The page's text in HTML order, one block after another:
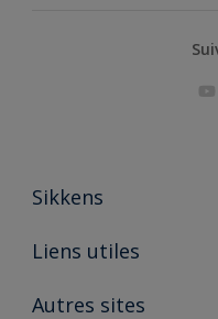
Sikkens
A propos de Sikkens
Liens utiles
Ouvrir un magasin PASS
Autres sites